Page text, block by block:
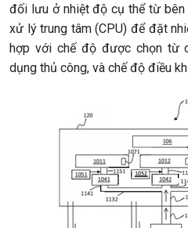
đối lưu ở nhiệt độ cụ thể từ
xử lý trung tâm (CPU) để đặt
hợp với chế độ được chọn từ
dụng thủ công, và chế độ điều